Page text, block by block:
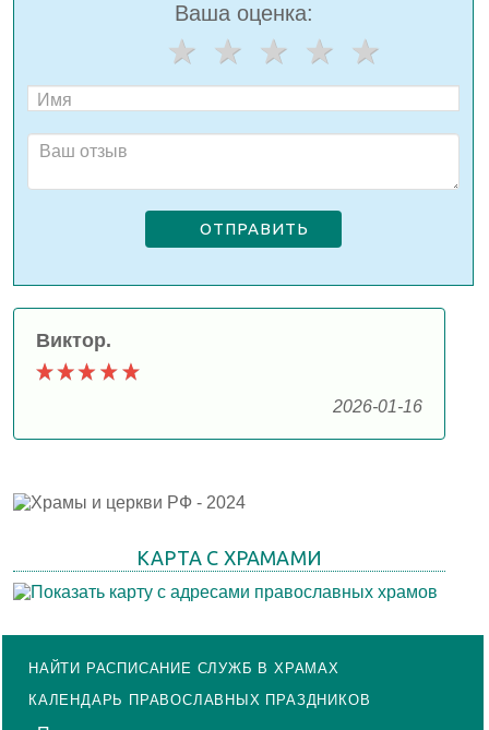
Ваша оценка:
ОТПРАВИТЬ
Виктор.
2026-01-16
КАРТА С ХРАМАМИ
НАЙТИ РАСПИСАНИЕ СЛУЖБ В ХРАМАХ
КАЛЕНДАРЬ ПРАВОСЛАВНЫХ ПРАЗДНИКОВ